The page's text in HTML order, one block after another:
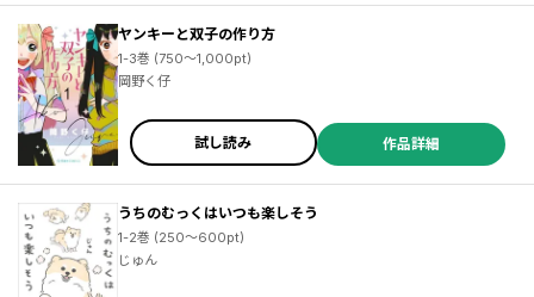
ヤンキーと双子の作り方
1-3巻 (750～1,000pt)
岡野く仔
試し読み 作品詳細
うちのむっくはいつも楽しそう
1-2巻 (250～600pt)
じゅん